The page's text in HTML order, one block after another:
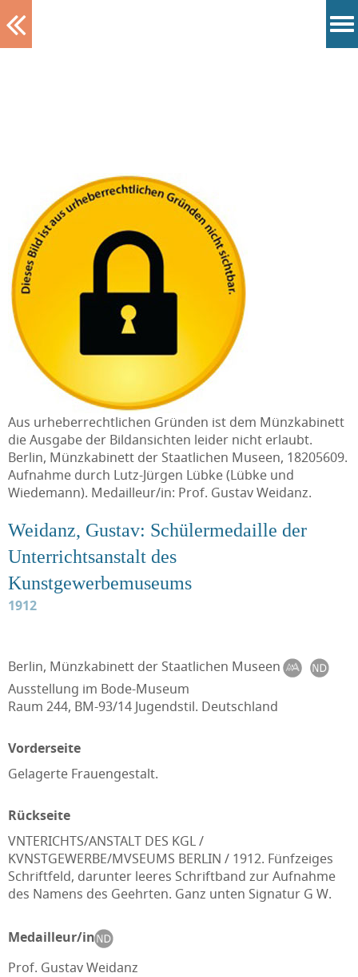
Aus urheberrechtlichen Gründen ist dem Münzkabinett
die Ausgabe der Bildansichten leider nicht erlaubt.
Berlin, Münzkabinett der Staatlichen Museen, 18205609.
Aufnahme durch Lutz-Jürgen Lübke (Lübke und
Wiedemann). Medailleur/in: Prof. Gustav Weidanz.
Weidanz, Gustav: Schülermedaille der
Unterrichtsanstalt des
Kunstgewerbemuseums
1912
Berlin, Münzkabinett der Staatlichen Museen
Ausstellung im Bode-Museum
Raum 244, BM-93/14 Jugendstil. Deutschland
Vorderseite
Gelagerte Frauengestalt.
Rückseite
VNTERICHTS/ANSTALT DES KGL /
KVNSTGEWERBE/MVSEUMS BERLIN / 1912. Fünfzeiges
Schriftfeld, darunter leeres Schriftband zur Aufnahme
des Namens des Geehrten. Ganz unten Signatur G W.
Medailleur/in
Prof. Gustav Weidanz